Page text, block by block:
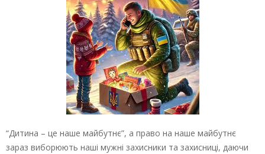
“Дитина – це наше майбутнє”, а право на наше майбутнє
зараз виборюють наші мужні захисники та захисниці, даючи